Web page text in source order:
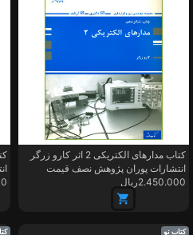
کتاب مدارهای الکتریکی 2 اثر کارو زرگر
انتشارات پوران پژوهش نصف قیمت
2.450.000ریال
کتاب نو